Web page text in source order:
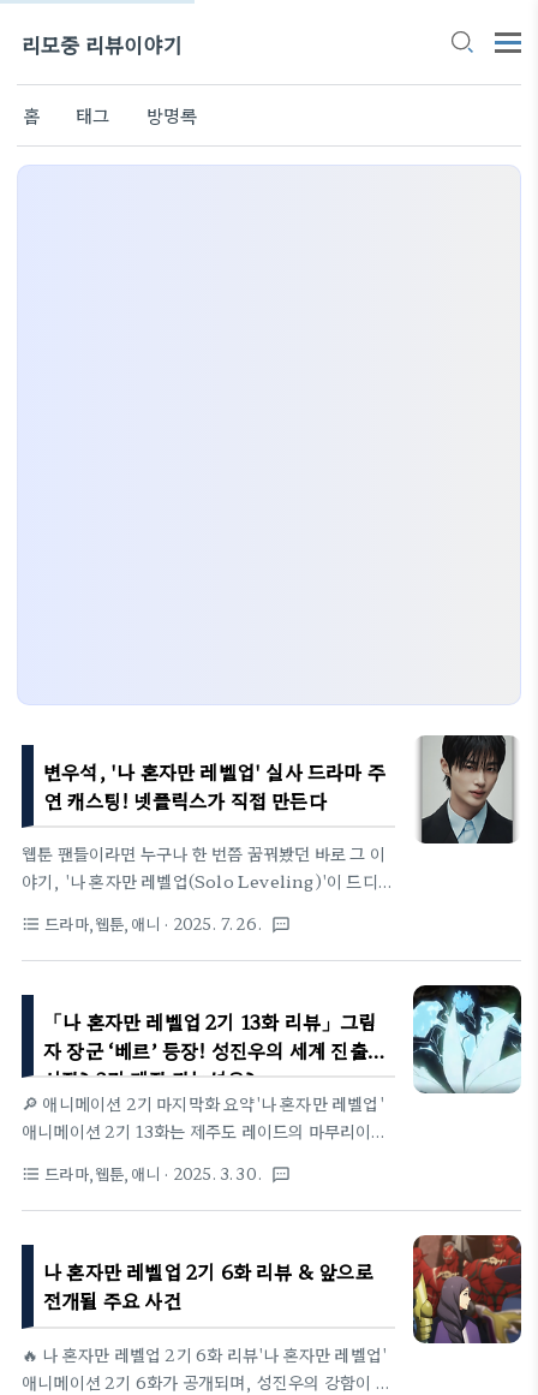
리모중 리뷰이야기
홈 태그 방명록
변우석, '나 혼자만 레벨업' 실사 드라마 주
연 캐스팅! 넷플릭스가 직접 만든다
웹툰 팬들이라면 누구나 한 번쯤 꿈꿔봤던 바로 그 이
야기, '나 혼자만 레벨업(Solo Leveling)'이 드디어
이 초대형 프로젝트의 주인공 성진우 역에 배우 변우
석이 캐스팅됐다는 소식입니다.1. '나 혼자만 레벨
업'이란?원작은 추공 작가의 웹소설로 시작해 장성락
작가의 웹툰으로도 전 세계적인 인기를 끌었던 작품입
니다. 평범한 E급 헌터였던 성진우가 '시스템'이라는
미지의 힘을 얻고 최강의 헌터로 성장하는 과정을 그
린 이 작품은, 특유의 박진감 넘치는 전투와 성장 서사
로 수많은 팬을 확보했습니다. 애니메이션으로도 제
(Crunchyroll Awards)에서 ‘올해의 애니메이션’,
‘최고의 액션’, ‘최고의 캐릭터..
format_list_bulleted 드라마,웹툰,애니 · 2025. 7. 26. textsms
「나 혼자만 레벨업 2기 13화 리뷰」그림
자 장군 ‘베르’ 등장! 성진우의 세계 진출
시작? 3기 제작 가능성은?
🔎 애니메이션 2기 마지막화 요약'나 혼자만 레벨업'
애니메이션 2기 13화는 제주도 레이드의 마무리이자,
열한 전투 끝에 힐러가 사망하고, 차혜인마저 생명이
위태로운 상황. 성진우는 사망한 S급 힐러를 그림자로
소환하고, 그의 능력을 이용해 차혜인을 치료하여 생
명을 구한다.치료를 마친 힐러 그림자는 자신의 소임
을 다한 후, 성진우가 인도적 차원에서 소환을 해제한
다.죽은 자의 능력을 활용하되 존엄을 지키는 이 장면
은, 성진우가 단순한 사령관이 아닌 책임 있는 리더로
성장했음을 보여주는 대목이었다.⚔️ 그림자 장군 ‘베
format_list_bulleted 드라마,웹툰,애니 · 2025. 3. 30. textsms
나 혼자만 레벨업 2기 6화 리뷰 & 앞으로
전개될 주요 사건
🔥 나 혼자만 레벨업 2기 6화 리뷰'나 혼자만 레벨업'
애니메이션 2기 6화가 공개되며, 성진우의 강함이 본